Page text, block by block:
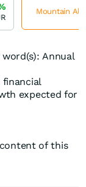
Annual
financial
expected for
of this
Mountain